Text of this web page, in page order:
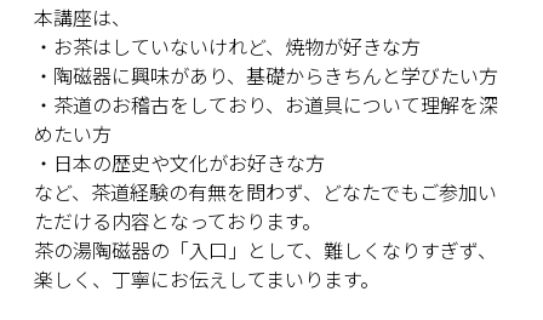
本講座は、
・お茶はしていないけれど、焼物が好きな方
・陶磁器に興味があり、基礎からきちんと学びたい方
・茶道のお稽古をしており、お道具について理解を深
めたい方
・日本の歴史や文化がお好きな方
など、茶道経験の有無を問わず、どなたでもご参加い
ただける内容となっております。
茶の湯陶磁器の「入口」として、難しくなりすぎず、
楽しく、丁寧にお伝えしてまいります。